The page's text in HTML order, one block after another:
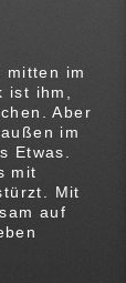
mitten im
ist ihm,
Aber
im
Etwas.
mit
Mit
auf